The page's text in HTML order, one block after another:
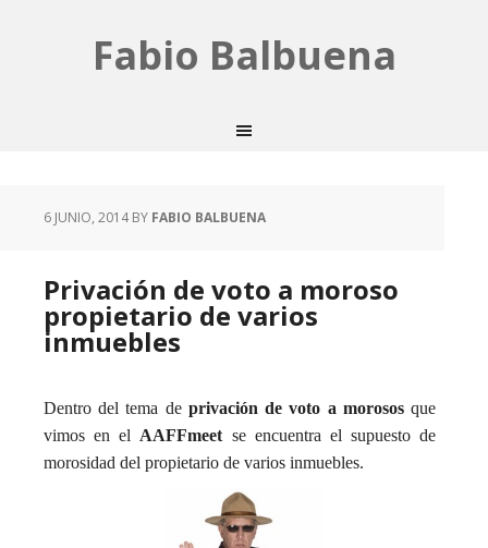
Fabio Balbuena
6 JUNIO, 2014BY FABIO BALBUENA
Privación de voto a moroso
propietario de varios
inmuebles
Dentro del tema de privación de voto a morososque
vimos en el AAFFmeet se encuentra el supuesto de
morosidad del propietario de varios inmuebles.